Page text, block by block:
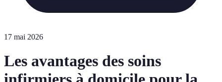
17 mai 2026
Les avantages des soins